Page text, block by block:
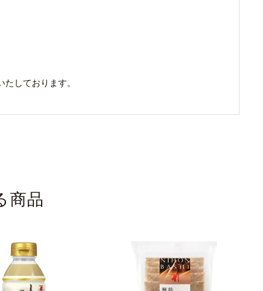
しております。
商品